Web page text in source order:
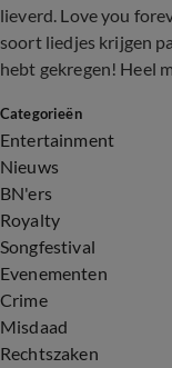
lieverd. Love you
soort liedjes krijgen
hebt gekregen! Heel
Categorieën
Entertainment
Nieuws
BN'ers
Royalty
Songfestival
Evenementen
Crime
Misdaad
Rechtszaken